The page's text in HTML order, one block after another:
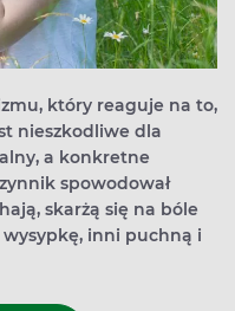
który reaguje na to,
nieszkodliwe dla
a konkretne
spowodował
skarżą się na bóle
inni puchną i